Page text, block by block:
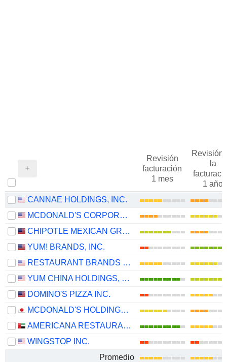
Revisión
facturación
1 mes
Revisión
la
1 año
CANNAE HOLDINGS, INC.
MCDONALD'S CORPORATION
CHIPOTLE MEXICAN GRILL, INC.
YUM! BRANDS, INC.
RESTAURANT BRANDS INTERNATIONAL INC.
YUM CHINA HOLDINGS, INC.
DOMINO'S PIZZA INC.
MCDONALD'S HOLDINGS COMPANY (JAPAN), LTD.
AMERICANA RESTAURANTS INTERNATIONAL PLC
WINGSTOP INC.
Promedio